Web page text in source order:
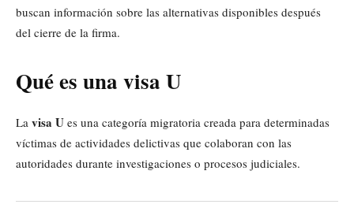
buscan información sobre las alternativas disponibles después
del cierre de la firma.
Qué es una visa U
La visa U es una categoría migratoria creada para determinadas
víctimas de actividades delictivas que colaboran con las
autoridades durante investigaciones o procesos judiciales.